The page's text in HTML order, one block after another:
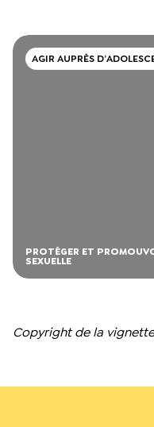
AGIR AUPRÈS
ET DE JEUNES ADULTES
PROTÉGER ET
SEXUELLE
Copyright de la